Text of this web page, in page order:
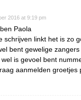
2016 at 9:19 pm
Paola
schrijven linkt het is zo
bent gewelige
is gevoel bent
aanmelden groetjes